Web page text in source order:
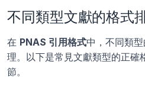
不同類型文獻的格式
在 PNAS 引用格式中，不同類
理。以下是常見文獻類型的正確
節。